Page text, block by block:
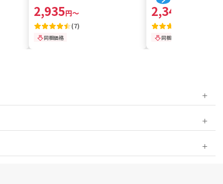
2,935円～
(7)
同梱価格
2,346
同梱価格